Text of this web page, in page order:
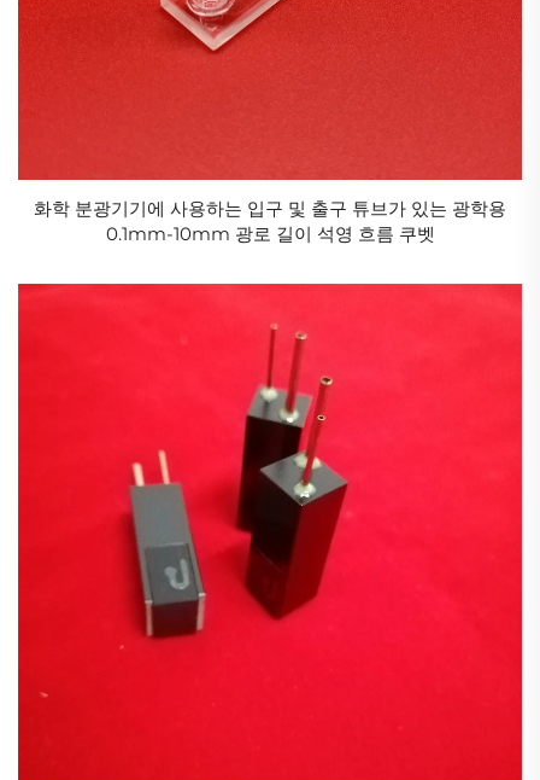
화학 분광기기에 사용하는 입구 및 출구 튜브가 있는 광학용
0.1mm-10mm 광로 길이 석영 흐름 쿠벳